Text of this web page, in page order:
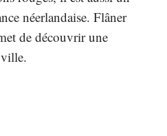
néerlandaise. Flâner
de découvrir une